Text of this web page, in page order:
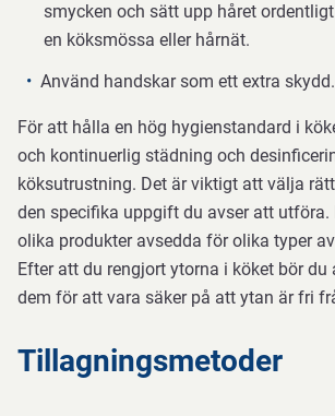
smycken och sätt upp håret
en köksmössa eller hårnät.
Använd handskar som ett extra skydd.
För att hålla en hög hygienstandard i
och kontinuerlig städning och
köksutrustning. Det är viktigt att välja
den specifika uppgift du avser att utföra.
olika produkter avsedda för olika typer
Efter att du rengjort ytorna i köket bör du
dem för att vara säker på att ytan är fri
Tillagningsmetoder